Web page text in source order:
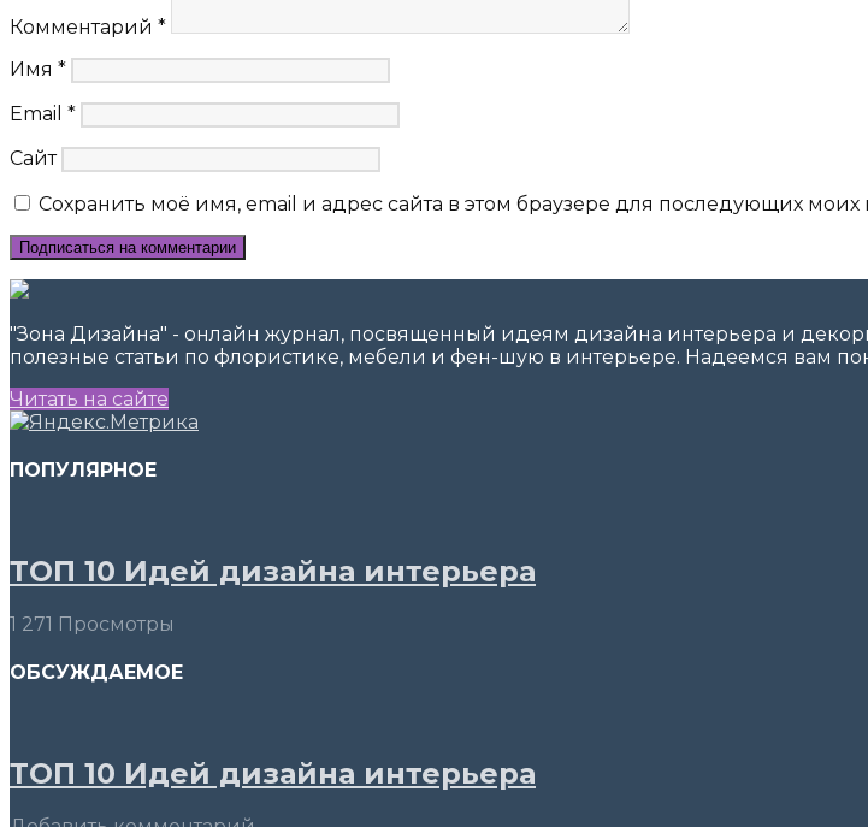
Комментарий *
Имя *
Email *
Сайт
Сохранить моё имя, email и адрес сайта в этом браузере для последующих
"Зона Дизайна" - онлайн журнал, посвященный идеям дизайна интерьера и
полезные статьи по флористике, мебели и фен-шую в интерьере. Надеемся вам
Читать на сайте
ПОПУЛЯРНОЕ
ТОП 10 Идей дизайна интерьера
1 271 Просмотры
ОБСУЖДАЕМОЕ
ТОП 10 Идей дизайна интерьера